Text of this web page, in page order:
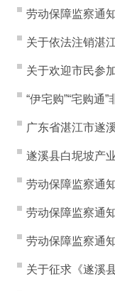
劳动保障监察通
关于依法注销湛
关于欢迎市民参
“伊宅购”“宅购通
广东省湛江市遂
遂溪县白坭坡产
劳动保障监察通
劳动保障监察通
劳动保障监察通
关于征求《遂溪